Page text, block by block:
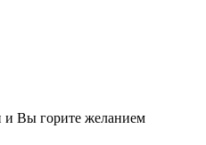
и Вы горите желанием